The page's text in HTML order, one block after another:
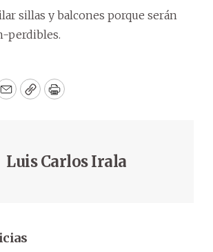
sillas y balcones porque serán
perdibles.
EmailCopyPrint
Luis Carlos Irala